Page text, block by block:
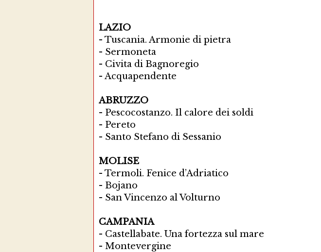
LAZIO
- Tuscania. Armonie di pietra
- Sermoneta
- Civita di Bagnoregio
- Acquapendente
ABRUZZO
- Pescocostanzo. Il calore dei soldi
- Pereto
- Santo Stefano di Sessanio
MOLISE
- Termoli. Fenice d’Adriatico
- Bojano
- San Vincenzo al Volturno
CAMPANIA
- Castellabate. Una fortezza sul mare
- Montevergine